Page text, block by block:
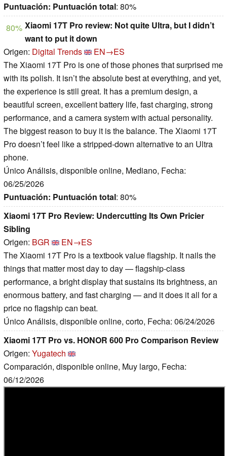
Puntuación: Puntuación total: 80%
80% Xiaomi 17T Pro review: Not quite Ultra, but I didn’t
want to put it down
Origen: Digital Trends
EN→ES
The Xiaomi 17T Pro is one of those phones that surprised me
with its polish. It isn’t the absolute best at everything, and yet,
the experience is still great. It has a premium design, a
beautiful screen, excellent battery life, fast charging, strong
performance, and a camera system with actual personality.
The biggest reason to buy it is the balance. The Xiaomi 17T
Pro doesn’t feel like a stripped-down alternative to an Ultra
phone.
Único Análisis, disponible online, Mediano, Fecha:
06/25/2026
Puntuación: Puntuación total: 80%
Xiaomi 17T Pro Review: Undercutting Its Own Pricier
Sibling
Origen: BGR
EN→ES
The Xiaomi 17T Pro is a textbook value flagship. It nails the
things that matter most day to day — flagship-class
performance, a bright display that sustains its brightness, an
enormous battery, and fast charging — and it does it all for a
price no flagship can beat.
Único Análisis, disponible online, corto, Fecha: 06/24/2026
Xiaomi 17T Pro vs. HONOR 600 Pro Comparison Review
Origen: Yugatech
Comparación, disponible online, Muy largo, Fecha:
06/12/2026